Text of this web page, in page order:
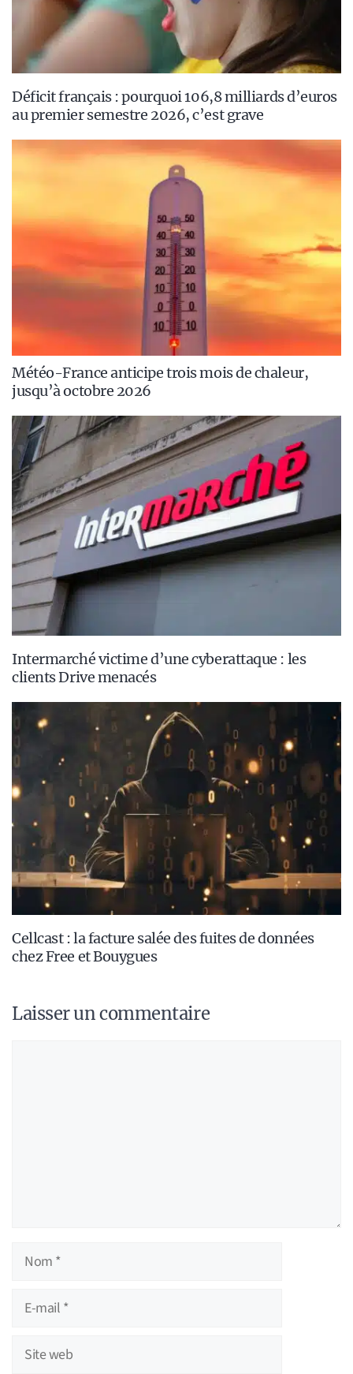
Déficit français : pourquoi 106,8 milliards d’euros
au premier semestre 2026, c’est grave
Météo-France anticipe trois mois de chaleur,
jusqu’à octobre 2026
Intermarché victime d’une cyberattaque : les
clients Drive menacés
Cellcast : la facture salée des fuites de données
chez Free et Bouygues
Laisser un commentaire
Nom
Site
web